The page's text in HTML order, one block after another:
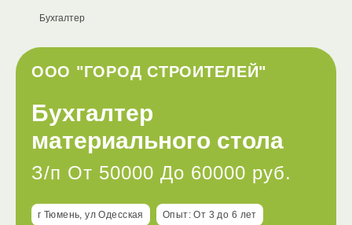
ООО "ГОРОД СТРОИТЕЛЕЙ"
Бухгалтер
Бухгалтер
материального стола
З/п От 50000 До 60000 руб.
г Тюмень, ул Одесская Опыт: От 3 до 6 лет